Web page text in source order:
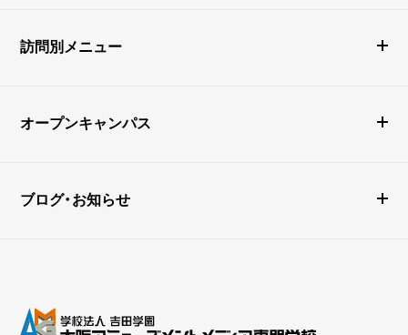
訪問別メニュー
オープンキャンパス
ブログ・お知らせ